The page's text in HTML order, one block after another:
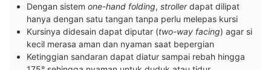
Dengan sistem one-hand folding, strollerdapat dilipat
hanya dengan satu tangan tanpa perlu melepas kursi
Kursinya didesain dapat diputar (two-way facing) agar si
kecil merasa aman dan nyaman saat bepergian
Ketinggian sandaran dapat diatur sampai rebah hingga